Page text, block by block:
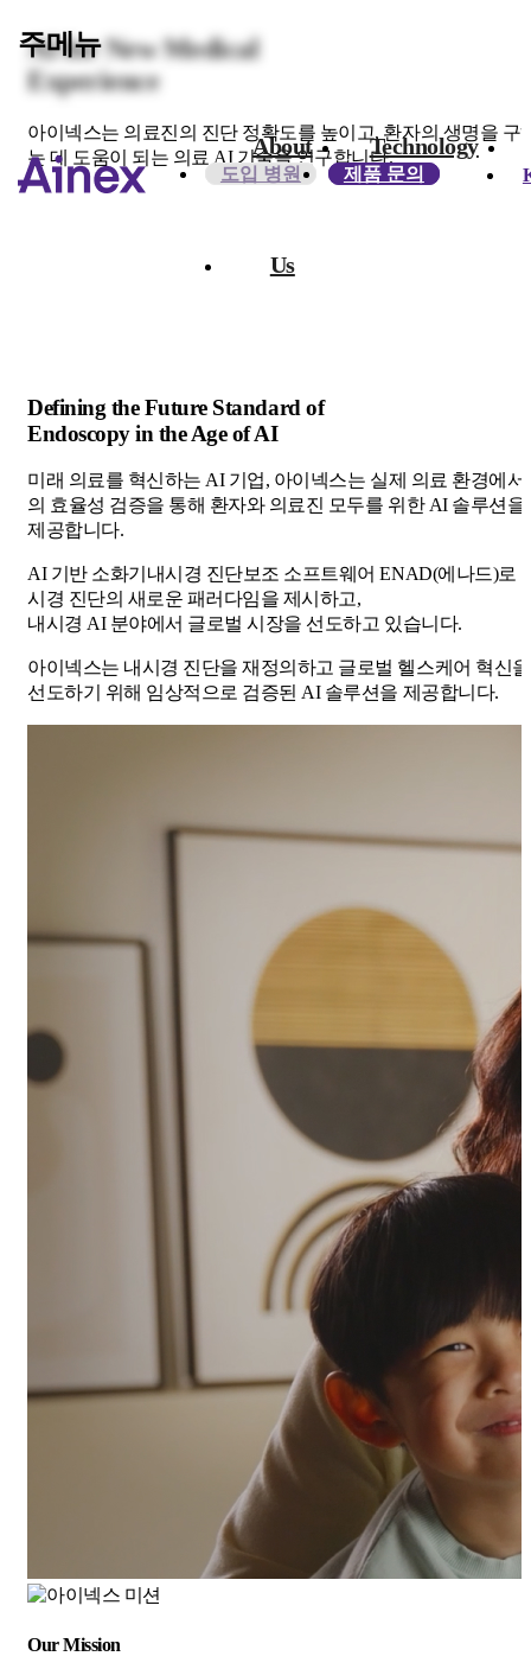
주메뉴
About
Us​
Technology
도입 병원 제품 문의
AI for New Medical
Experience
아이넥스는 의료진의 진단 정확도를 높이고, 환자의 생명을 구
는 데 도움이 되는 의료 AI 기술을 연구합니다.
Defining the Future Standard of
Endoscopy in the Age of AI
미래 의료를 혁신하는 AI 기업, 아이넥스는 실제 의료 환경에서
의 효율성 검증을 통해 환자와 의료진 모두를 위한 AI 솔루션을
제공합니다.
AI 기반 소화기내시경 진단보조 소프트웨어 ENAD(에나드)로
시경 진단의 새로운 패러다임을 제시하고,
내시경 AI 분야에서 글로벌 시장을 선도하고 있습니다.
아이넥스는 내시경 진단을 재정의하고 글로벌 헬스케어 혁신을
선도하기 위해 임상적으로 검증된 AI 솔루션을 제공합니다.
Our Mission